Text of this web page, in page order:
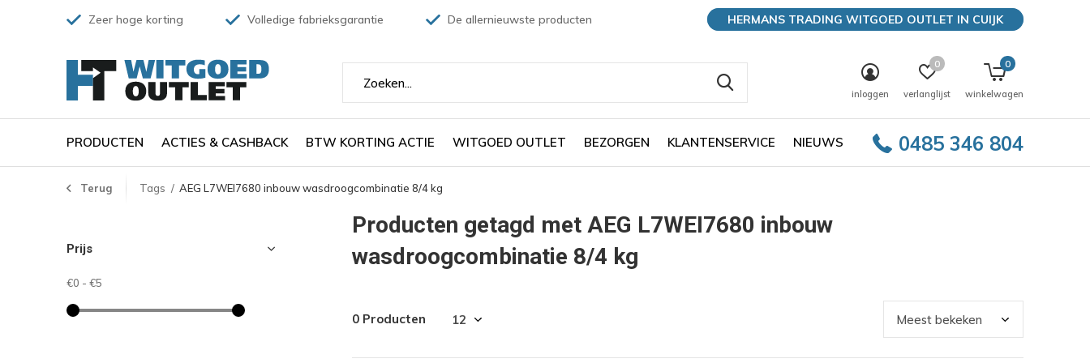
PRODUCTEN ACTIES & CASHBACK BTW KORTING ACTIE WITGOED OUTLET BEZORGEN KLANTENSERVICE NIEUWS 0485 346 804
inloggen verlanglijst
0
winkelwagen
0
Zeer hoge korting Volledige fabrieksgarantie De allernieuwste producten HERMANS TRADING WITGOED OUTLET IN CUIJK
Terug Tags AEG L7WEI7680 inbouw wasdroogcombinatie 8/4 kg
Producten getagd met AEG L7WEI7680 inbouw
wasdroogcombinatie 8/4 kg
0 Producten
Prijs
€0 - €5